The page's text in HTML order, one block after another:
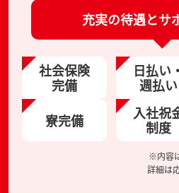
充実の待遇とサ
社会保険
完備
日払い・
週払い
寮完備 入社祝
制度
※内容
詳細は